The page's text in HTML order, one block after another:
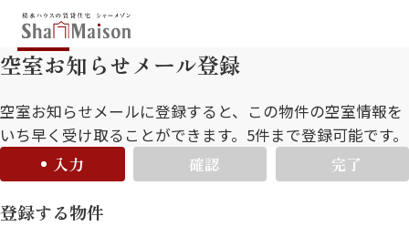
保存した条件
お気に入り
北海道
中部
空室お知らせメール登録
空室お知らせメールに登録すると、この物件の空室情報を
いち早く受け取ることができます。5件まで登録可能です。
入力
確認 完了
登録する物件